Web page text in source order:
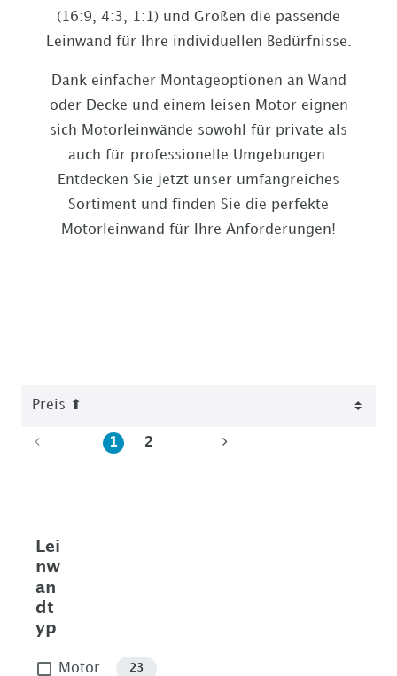
(16:9, 4:3, 1:1) und Größen die passende
Leinwand für Ihre individuellen Bedürfnisse.
Dank einfacher Montageoptionen an Wand
oder Decke und einem leisen Motor eignen
sich Motorleinwände sowohl für private als
auch für professionelle Umgebungen.
Entdecken Sie jetzt unser umfangreiches
Sortiment und finden Sie die perfekte
Motorleinwand für Ihre Anforderungen!
1 2
Lei
nw
an
dt
yp
Motor 23